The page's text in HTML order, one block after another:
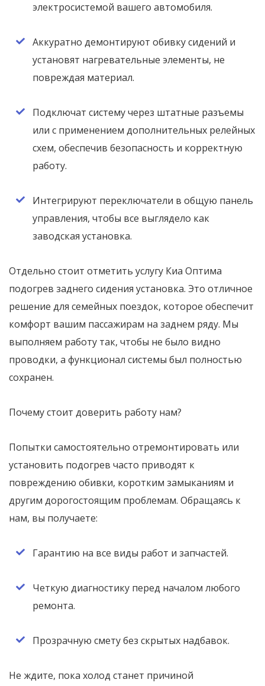
электросистемой вашего автомобиля.
Аккуратно демонтируют обивку сидений и
установят нагревательные элементы, не
повреждая материал.
Подключат систему через штатные разъемы
или с применением дополнительных релейных
схем, обеспечив безопасность и корректную
работу.
Интегрируют переключатели в общую панель
управления, чтобы все выглядело как
заводская установка.
Отдельно стоит отметить услугу Киа Оптима
подогрев заднего сидения установка. Это отличное
решение для семейных поездок, которое обеспечит
комфорт вашим пассажирам на заднем ряду. Мы
выполняем работу так, чтобы не было видно
проводки, а функционал системы был полностью
сохранен.
Почему стоит доверить работу нам?
Попытки самостоятельно отремонтировать или
установить подогрев часто приводят к
повреждению обивки, коротким замыканиям и
другим дорогостоящим проблемам. Обращаясь к
нам, вы получаете:
Гарантию на все виды работ и запчастей.
Четкую диагностику перед началом любого
ремонта.
Прозрачную смету без скрытых надбавок.
Не ждите, пока холод станет причиной